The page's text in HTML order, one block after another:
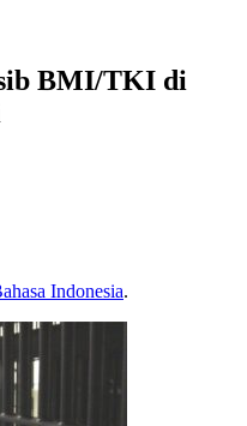
BMI/TKI di
Indonesia.